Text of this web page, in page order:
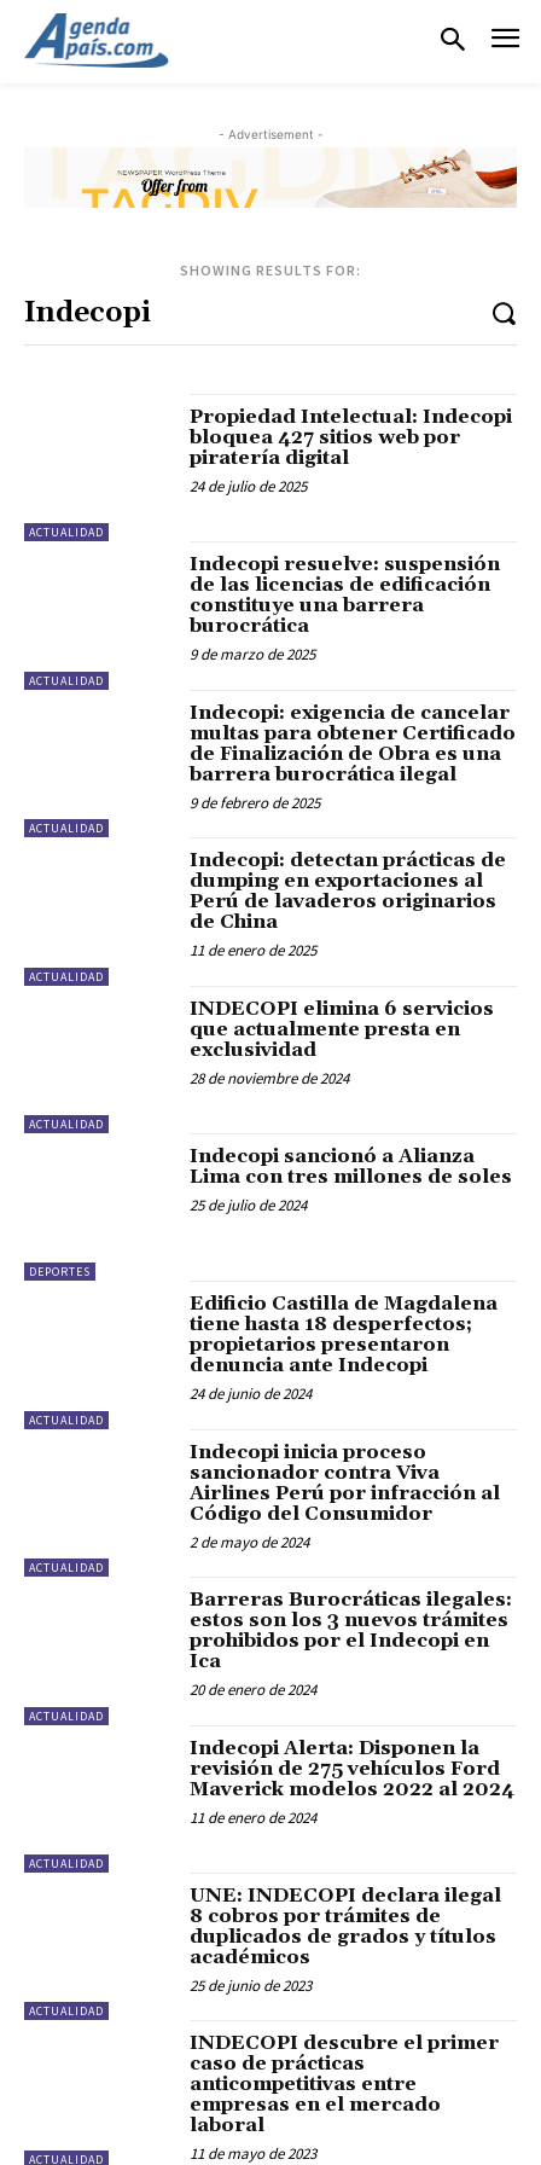
- Advertisement -
SHOWING RESULTS FOR:
ACTUALIDAD
Propiedad Intelectual: Indecopi
bloquea 427 sitios web por
piratería digital
24 de julio de 2025
ACTUALIDAD
Indecopi resuelve: suspensión
de las licencias de edificación
constituye una barrera
burocrática
9 de marzo de 2025
ACTUALIDAD
Indecopi: exigencia de cancelar
multas para obtener Certificado
de Finalización de Obra es una
barrera burocrática ilegal
9 de febrero de 2025
ACTUALIDAD
Indecopi: detectan prácticas de
dumping en exportaciones al
Perú de lavaderos originarios
de China
11 de enero de 2025
ACTUALIDAD
INDECOPI elimina 6 servicios
que actualmente presta en
exclusividad
28 de noviembre de 2024
DEPORTES
Indecopi sancionó a Alianza
Lima con tres millones de soles
25 de julio de 2024
ACTUALIDAD
Edificio Castilla de Magdalena
tiene hasta 18 desperfectos;
propietarios presentaron
denuncia ante Indecopi
24 de junio de 2024
ACTUALIDAD
Indecopi inicia proceso
sancionador contra Viva
Airlines Perú por infracción al
Código del Consumidor
2 de mayo de 2024
ACTUALIDAD
Barreras Burocráticas ilegales:
estos son los 3 nuevos trámites
prohibidos por el Indecopi en
Ica
20 de enero de 2024
ACTUALIDAD
Indecopi Alerta: Disponen la
revisión de 275 vehículos Ford
Maverick modelos 2022 al 2024
11 de enero de 2024
ACTUALIDAD
UNE: INDECOPI declara ilegal
8 cobros por trámites de
duplicados de grados y títulos
académicos
25 de junio de 2023
ACTUALIDAD
INDECOPI descubre el primer
caso de prácticas
anticompetitivas entre
empresas en el mercado
laboral
11 de mayo de 2023